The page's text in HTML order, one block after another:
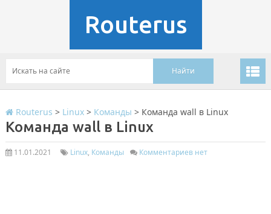
Routerus
Routerus > Linux> Команды > Команда wall в Linux
Команда wall в Linux
11.01.2021 Linux, Команды Комментариев нет